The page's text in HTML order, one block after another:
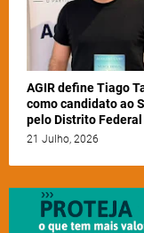
AGIR define Tiago
como candidato ao
pelo Distrito Federal
21 Julho, 2026